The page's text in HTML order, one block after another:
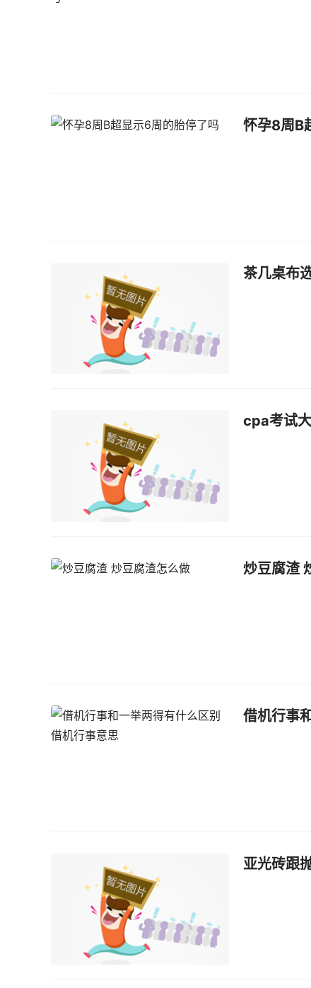
怀孕8周B
茶几桌布
cpa考试
炒豆腐渣
借机行事
亚光砖跟